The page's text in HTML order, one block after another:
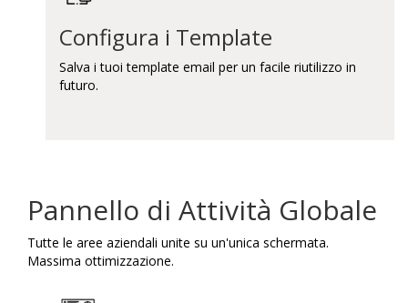
Configura i Template
Salva i tuoi template email per un facile riutilizzo in
futuro.
Pannello di Attività Globale
Tutte le aree aziendali unite su un'unica schermata.
Massima ottimizzazione.